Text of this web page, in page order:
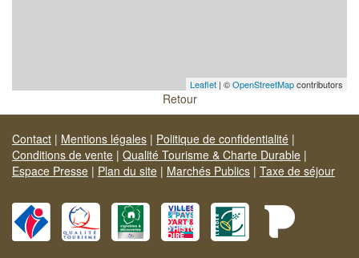
Leaflet | ©OpenStreetMapcontributors
Retour
Contact | Mentions légales | Politique de confidentialité |
Conditions de vente | Qualité Tourisme & Charte Durable |
Espace Presse | Plan du site | Marchés Publics | Taxe de séjour